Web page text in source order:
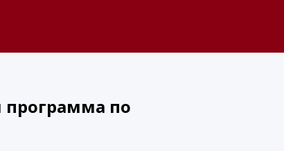
программа по